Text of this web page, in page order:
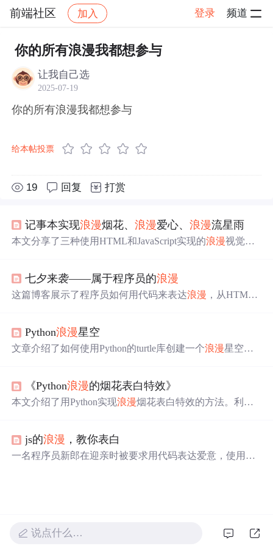
前端社区 加入 登录 频道
社区 前端社区 感慨 帖子详情
你的所有浪漫我都想参与
让我自己选
2025-07-19
你的所有浪漫我都想参与
给本帖投票
19 回复 打赏
记事本实现浪漫烟花、浪漫爱心、浪漫流星雨
本文分享了三种使用HTML和JavaScript实现的浪漫视觉效
七夕来袭——属于程序员的浪漫
这篇博客展示了程序员如何用代码来表达浪漫 ，从HTML5
以感受到程序员世界的深情与趣味。
Python浪漫星空
文章介绍了如何使用Python的turtle库创建一个浪漫星空的
《Python浪漫的烟花表白特效》
本文介绍了用Python实现浪漫烟花表白特效的方法。利用tu
看到黑色夜空背景下烟花绽放，结束后出现表白文字，可
定制特效。代码简单实用，适合表白或活动展示。
js的浪漫 ，教你表白
一名程序员新郎在迎亲时被要求用代码表达爱意，使用HT
说点什么…